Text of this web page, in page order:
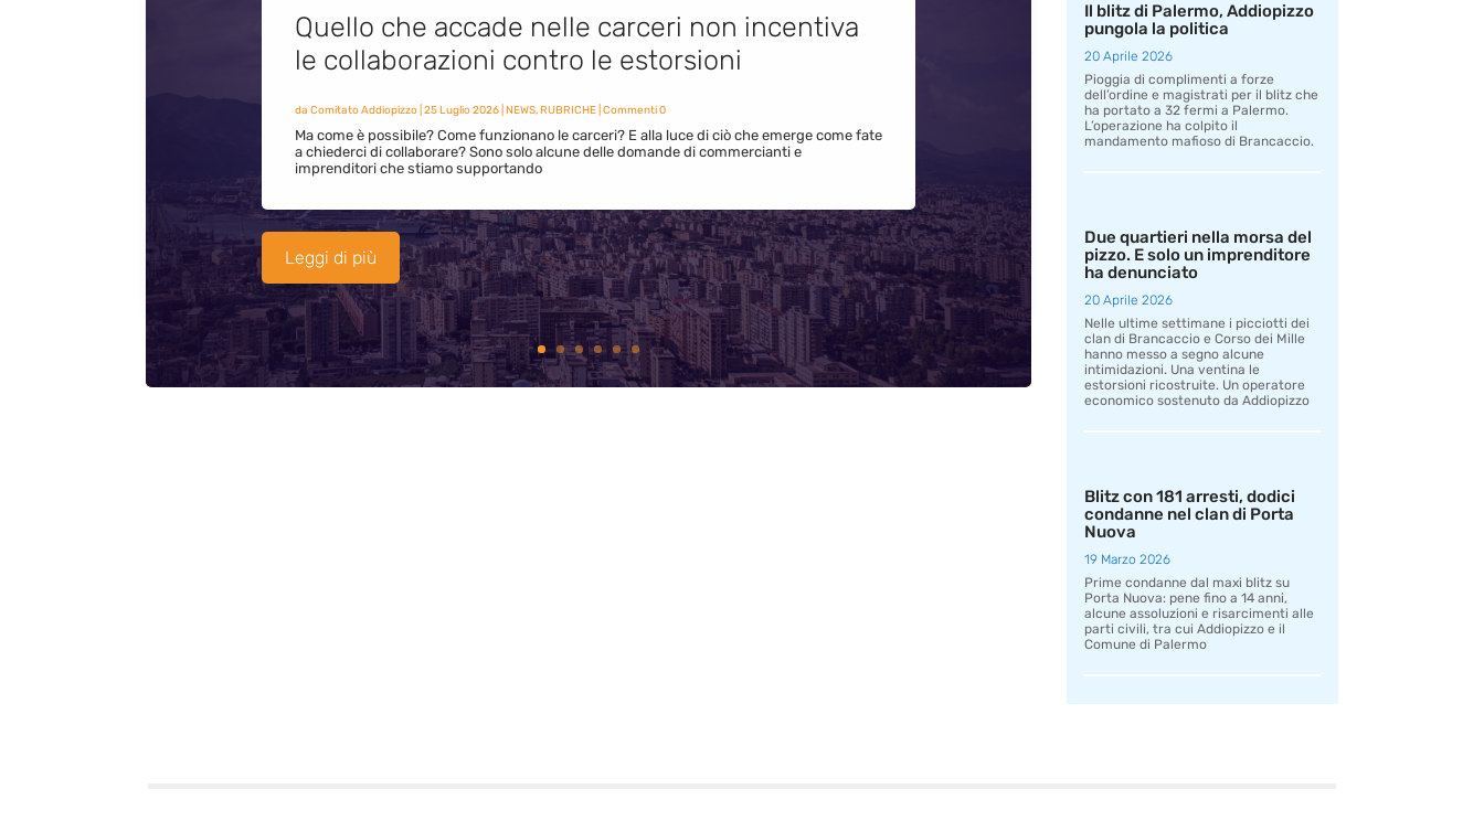
Quello che accade nelle carceri non incentiva
le collaborazioni contro le estorsioni
da Comitato Addiopizzo| 25 Luglio 2026| NEWS,RUBRICHE| Commenti 0
Ma come è possibile? Come funzionano le carceri? E alla luce di ciò che emerge come fate
a chiederci di collaborare? Sono solo alcune delle domande di commercianti e
imprenditori che stiamo supportando
Leggi di più
Il blitz di Palermo, Addiopizzo
pungola la politica
20 Aprile 2026
Pioggia di complimenti a forze
dell’ordine e magistrati per il blitz che
ha portato a 32 fermi a Palermo.
L’operazione ha colpito il
mandamento mafioso di Brancaccio.
Due quartieri nella morsa del
pizzo. E solo un imprenditore
ha denunciato
20 Aprile 2026
Nelle ultime settimane i picciotti dei
clan di Brancaccio e Corso dei Mille
hanno messo a segno alcune
intimidazioni. Una ventina le
estorsioni ricostruite. Un operatore
economico sostenuto da Addiopizzo
Blitz con 181 arresti, dodici
condanne nel clan di Porta
Nuova
19 Marzo 2026
Prime condanne dal maxi blitz su
Porta Nuova: pene fino a 14 anni,
alcune assoluzioni e risarcimenti alle
parti civili, tra cui Addiopizzo e il
Comune di Palermo